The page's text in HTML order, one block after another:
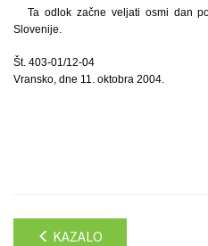
Ta odlok začne veljati osmi dan
Slovenije.
Št. 403-01/12-04
Vransko, dne 11. oktobra 2004.
KAZALO